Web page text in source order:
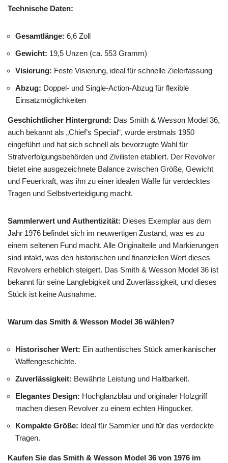
Technische Daten:
Gesamtlänge: 6,6 Zoll
Gewicht: 19,5 Unzen (ca. 553 Gramm)
Visierung: Feste Visierung, ideal für schnelle Zielerfassung
Abzug: Doppel- und Single-Action-Abzug für flexible
Einsatzmöglichkeiten
Geschichtlicher Hintergrund: Das Smith & Wesson Model 36,
auch bekannt als „Chief’s Special“, wurde erstmals 1950
eingeführt und hat sich schnell als bevorzugte Wahl für
Strafverfolgungsbehörden und Zivilisten etabliert. Der Revolver
bietet eine ausgezeichnete Balance zwischen Größe, Gewicht
und Feuerkraft, was ihn zu einer idealen Waffe für verdecktes
Tragen und Selbstverteidigung macht.
Sammlerwert und Authentizität: Dieses Exemplar aus dem
Jahr 1976 befindet sich im neuwertigen Zustand, was es zu
einem seltenen Fund macht. Alle Originalteile und Markierungen
sind intakt, was den historischen und finanziellen Wert dieses
Revolvers erheblich steigert. Das Smith & Wesson Model 36 ist
bekannt für seine Langlebigkeit und Zuverlässigkeit, und dieses
Stück ist keine Ausnahme.
Warum das Smith & Wesson Model 36 wählen?
Historischer Wert: Ein authentisches Stück amerikanischer
Waffengeschichte.
Zuverlässigkeit: Bewährte Leistung und Haltbarkeit.
Elegantes Design: Hochglanzblau und originaler Holzgriff
machen diesen Revolver zu einem echten Hingucker.
Kompakte Größe: Ideal für Sammler und für das verdeckte
Tragen.
Kaufen Sie das Smith & Wesson Model 36 von 1976 im